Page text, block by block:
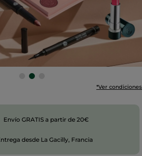
*Ver condiciones
Envío GRATIS a partir de 20€
desde La Gacilly, Francia